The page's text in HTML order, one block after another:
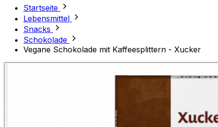
Startseite
Lebensmittel
Snacks
Schokolade
Vegane Schokolade mit Kaffeesplittern - Xucker